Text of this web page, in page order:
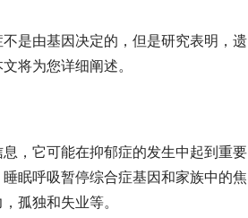
是由基因决定的，但是研究表明，遗
将为您详细阐述。
，它可能在抑郁症的发生中起到重要
眠呼吸暂停综合症基因和家族中的焦
孤独和失业等。